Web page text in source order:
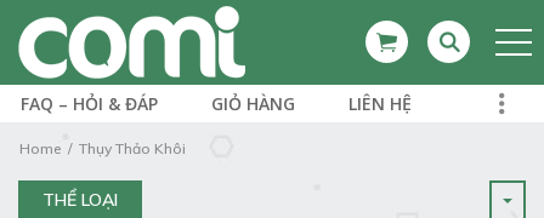
FAQ – HỎI & ĐÁP GIỎ HÀNG LIÊN HỆ
Home Thụy Thảo Khôi
THỂ LOẠI